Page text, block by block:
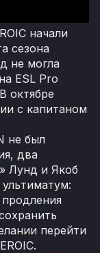
начали
сезона
не могла
ESL Pro
октябре
с капитаном
не был
два
Лунд и Якоб
перейти